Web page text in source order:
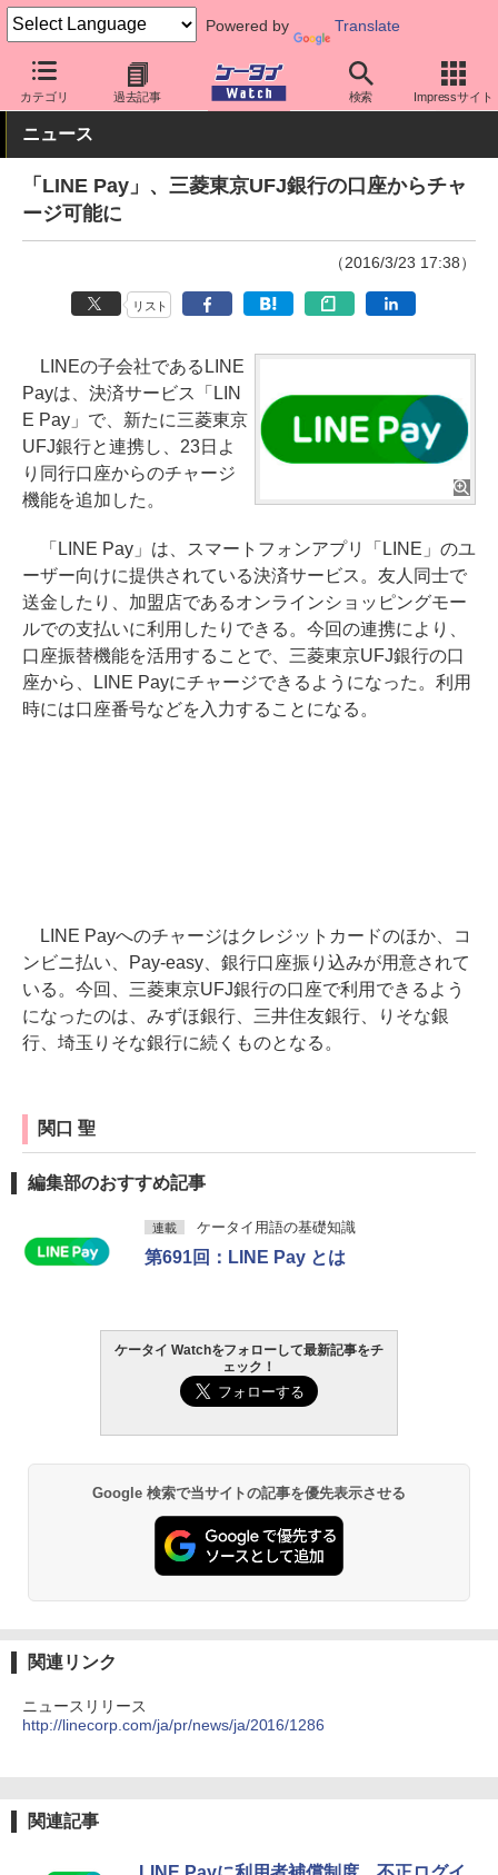
Powered by Translate
カテゴリ 過去記事 検索 Impressサイト
ケータイ Watch OS iPhone (iOS) アプリ・サービス
ニュース
「LINE Pay」、三菱東京UFJ銀行の口座からチャ
ージ可能に
（2016/3/23 17:38）
リスト
LINEの子会社であるLINE
Payは、決済サービス「LIN
E Pay」で、新たに三菱東京
UFJ銀行と連携し、23日よ
り同行口座からのチャージ
機能を追加した。
「LINE Pay」は、スマートフォンアプリ「LINE」のユ
ーザー向けに提供されている決済サービス。友人同士で
送金したり、加盟店であるオンラインショッピングモー
ルでの支払いに利用したりできる。今回の連携により、
口座振替機能を活用することで、三菱東京UFJ銀行の口
座から、LINE Payにチャージできるようになった。利用
時には口座番号などを入力することになる。
LINE Payへのチャージはクレジットカードのほか、コ
ンビニ払い、Pay-easy、銀行口座振り込みが用意されて
いる。今回、三菱東京UFJ銀行の口座で利用できるよう
になったのは、みずほ銀行、三井住友銀行、りそな銀
行、埼玉りそな銀行に続くものとなる。
関口 聖
編集部のおすすめ記事
連載 ケータイ用語の基礎知識
第691回：LINE Pay とは
ケータイ Watchをフォローして最新記事をチ
ェック！
Google 検索で当サイトの記事を優先表示させる
関連リンク
ニュースリリース
http://linecorp.com/ja/pr/news/ja/2016/1286
関連記事